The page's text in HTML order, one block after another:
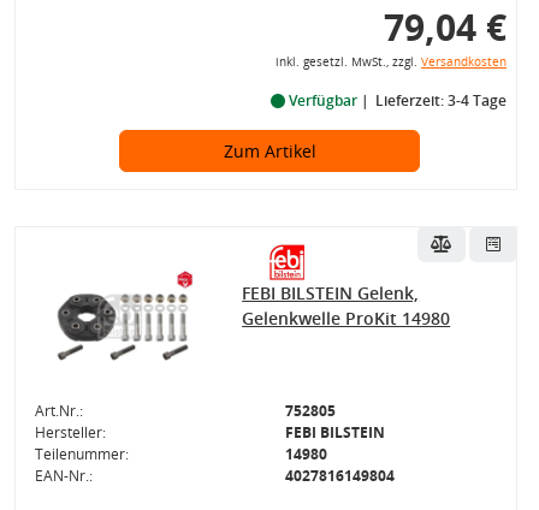
79,04 €
inkl. gesetzl. MwSt., zzgl. Versandkosten
Verfügbar Lieferzeit: 3-4 Tage
Zum Artikel
FEBI BILSTEIN Gelenk,
Gelenkwelle ProKit 14980
Art.Nr.:
752805
Hersteller:
FEBI BILSTEIN
Teilenummer:
14980
EAN-Nr.:
4027816149804